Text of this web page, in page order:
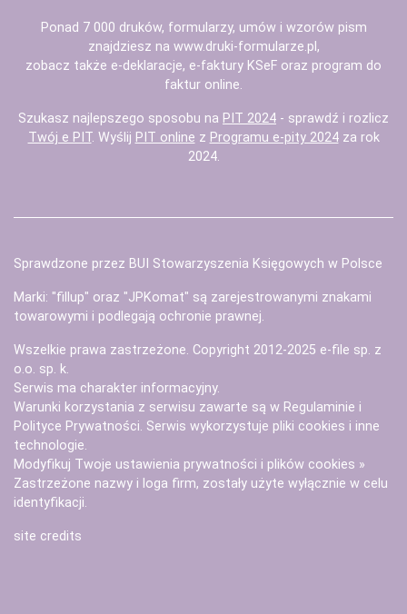
Ponad 7 000 druków, formularzy, umów i wzorów pism
znajdziesz na www.druki-formularze.pl ,
zobacz także e-deklaracje, e-faktury KSeF oraz program do
faktur online.
Szukasz najlepszego sposobu na PIT 2024 - sprawdź i rozlicz
Twój e PIT. Wyślij PIT online z Programu e-pity 2024za rok
2024.
Sprawdzone przez BUI Stowarzyszenia Księgowych w Polsce
Marki: "fillup" oraz "JPKomat" są zarejestrowanymi znakami
towarowymi i podlegają ochronie prawnej.
Wszelkie prawa zastrzeżone. Copyright 2012-2025 e-file sp. z
o.o. sp. k.
Serwis ma charakter informacyjny.
Warunki korzystania z serwisu zawarte są w Regulaminie i
Polityce Prywatności. Serwis wykorzystuje pliki cookies i inne
technologie.
Modyfikuj Twoje ustawienia prywatności i plików cookies »
Zastrzeżone nazwy i loga firm, zostały użyte wyłącznie w celu
identyfikacji.
site credits